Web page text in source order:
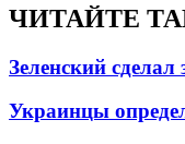
ЧИТАЙТЕ
Зеленский
Украинцы